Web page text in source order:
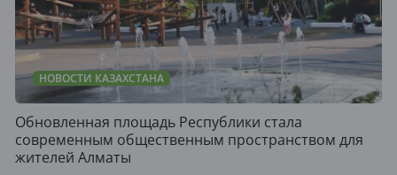
НОВОСТИ КАЗАХСТАНА
Обновленная площадь Республики стала
современным общественным пространством для
жителей Алматы